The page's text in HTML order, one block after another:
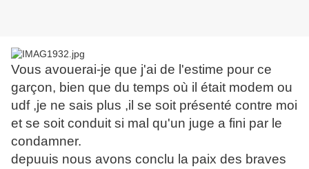
Vous avouerai-je que j'ai de l'estime pour ce
garçon, bien que du temps où il était modem ou
udf ,je ne sais plus ,il se soit présenté contre moi
et se soit conduit si mal qu'un juge a fini par le
condamner.
depuuis nous avons conclu la paix des braves